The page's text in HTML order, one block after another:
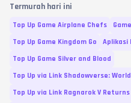
Termurah hari ini
Top Up Game Airplane Chefs
Top Up Game Kingdom Go
Aplikasi
Top Up Game Silver and Blood
Top Up via Link Shadowverse:
Top Up via Link Ragnarok V Returns